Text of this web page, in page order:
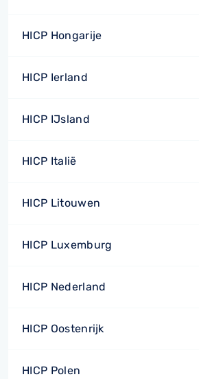
HICP Hongarije
HICP Ierland
HICP IJsland
HICP Italië
HICP Litouwen
HICP Luxemburg
HICP Nederland
HICP Oostenrijk
HICP Polen